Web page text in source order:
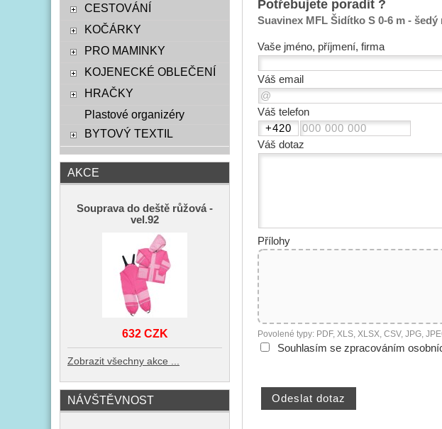
Potřebujete poradit ?
Suavinex MFL Šidítko S 0-6 m - šedý
Vaše jméno, příjmení, firma
Váš email
Váš telefon
Váš dotaz
Přílohy
Povolené typy: PDF, XLS, XLSX, CSV, JPG,
Souhlasím se zpracováním
CESTOVÁNÍ
KOČÁRKY
PRO MAMINKY
KOJENECKÉ OBLEČENÍ
HRAČKY
Plastové organizéry
BYTOVÝ TEXTIL
AKCE
Souprava do deště růžová -
vel.92
632 CZK
Zobrazit všechny akce ...
NÁVŠTĚVNOST